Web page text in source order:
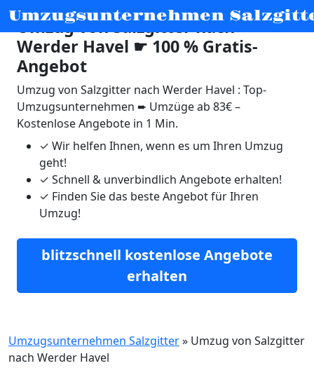
Umzugsunternehmen
Umzug von Salzgitter nach
Werder Havel ☛ 100 % Gratis-
Angebot
Umzug von Salzgitter nach Werder Havel : Top-
Umzugsunternehmen ➨ Umzüge ab 83€ –
Kostenlose Angebote in 1 Min.
✓ Wir helfen Ihnen, wenn es um Ihren Umzug
geht!
✓ Schnell & unverbindlich Angebote erhalten!
✓ Finden Sie das beste Angebot für Ihren
Umzug!
blitzschnell kostenlose Angebote
erhalten
Umzugsunternehmen Salzgitter» Umzug von Salzgitter
nach Werder Havel